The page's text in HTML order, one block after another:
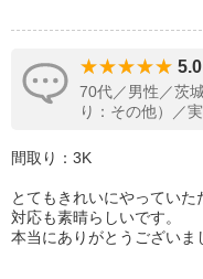
5.0
70代／男性／茨
り：その他）／
間取り：3K
とてもきれいにやっていた
対応も素晴らしいです。
本当にありがとうございま